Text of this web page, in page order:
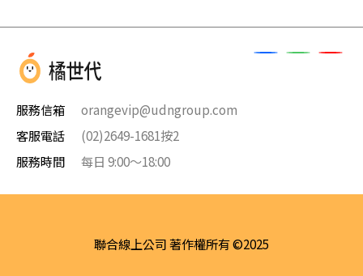
服務信箱
orangevip@udngroup.com
客服電話
(02)2649-1681按2
服務時間
每日 9:00～18:00
聯合線上公司 著作權所有 ©2025